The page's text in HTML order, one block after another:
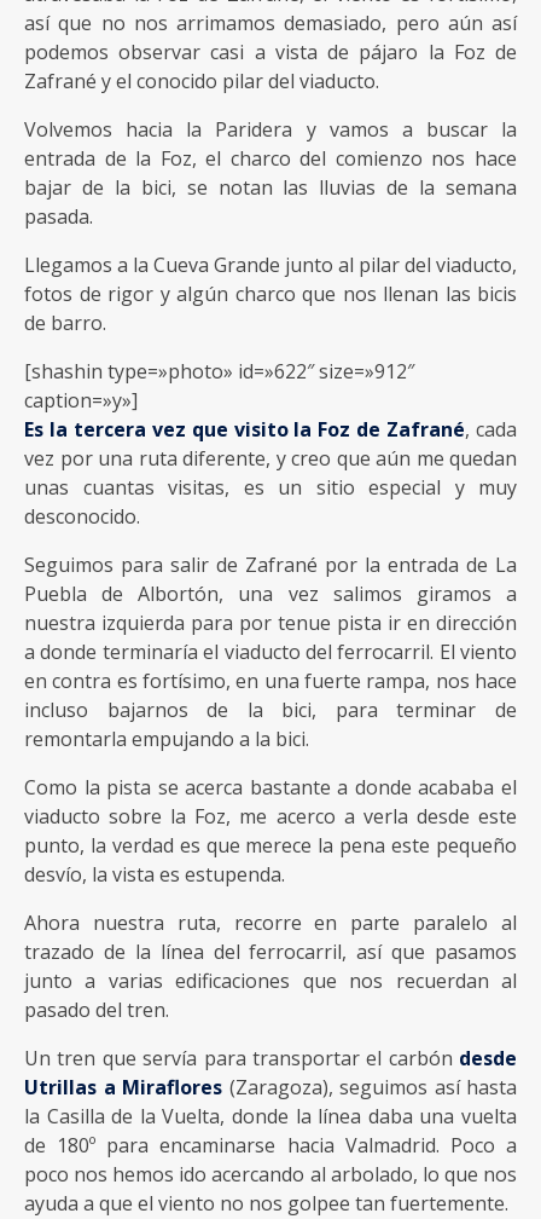
así que no nos arrimamos demasiado, pero aún así
podemos observar casi a vista de pájaro la Foz de
Zafrané y el conocido pilar del viaducto.
Volvemos hacia la Paridera y vamos a buscar la
entrada de la Foz, el charco del comienzo nos hace
bajar de la bici, se notan las lluvias de la semana
pasada.
Llegamos a la Cueva Grande junto al pilar del viaducto,
fotos de rigor y algún charco que nos llenan las bicis
de barro.
[shashin type=»photo» id=»622″ size=»912″
caption=»y»]
Es la tercera vez que visito la Foz de Zafrané, cada
vez por una ruta diferente, y creo que aún me quedan
unas cuantas visitas, es un sitio especial y muy
desconocido.
Seguimos para salir de Zafrané por la entrada de La
Puebla de Albortón, una vez salimos giramos a
nuestra izquierda para por tenue pista ir en dirección
a donde terminaría el viaducto del ferrocarril. El viento
en contra es fortísimo, en una fuerte rampa, nos hace
incluso bajarnos de la bici, para terminar de
remontarla empujando a la bici.
Como la pista se acerca bastante a donde acababa el
viaducto sobre la Foz, me acerco a verla desde este
punto, la verdad es que merece la pena este pequeño
desvío, la vista es estupenda.
Ahora nuestra ruta, recorre en parte paralelo al
trazado de la línea del ferrocarril, así que pasamos
junto a varias edificaciones que nos recuerdan al
pasado del tren.
Un tren que servía para transportar el carbón desde
Utrillas a Miraflores (Zaragoza), seguimos así hasta
la Casilla de la Vuelta, donde la línea daba una vuelta
de 180º para encaminarse hacia Valmadrid. Poco a
poco nos hemos ido acercando al arbolado, lo que nos
ayuda a que el viento no nos golpee tan fuertemente.